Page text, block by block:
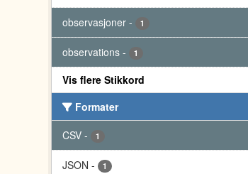
observasjoner - 1
observations - 1
Vis flere Stikkord
Formater
CSV - 1
JSON - 1